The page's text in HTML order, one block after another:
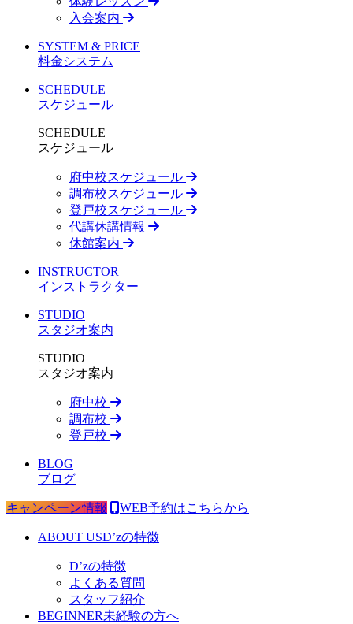
入会案内
SYSTEM & PRICE
料金システム
SCHEDULE
スケジュール
SCHEDULE
スケジュール
府中校スケジュール
調布校スケジュール
登戸校スケジュール
代講休講情報
休館案内
INSTRUCTOR
インストラクター
STUDIO
スタジオ案内
STUDIO
スタジオ案内
府中校
調布校
登戸校
BLOG
ブログ
キャンペーン情報 WEB予約はこちらから
ABOUT USD’zの特徴
D’zの特徴
よくある質問
スタッフ紹介
BEGINNER未経験の方へ